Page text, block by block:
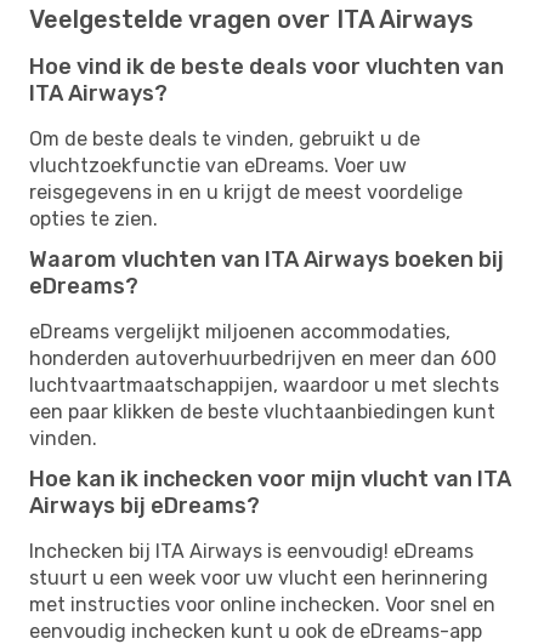
Veelgestelde vragen over ITA Airways
Hoe vind ik de beste deals voor vluchten van
ITA Airways?
Om de beste deals te vinden, gebruikt u de
vluchtzoekfunctie van eDreams. Voer uw
reisgegevens in en u krijgt de meest voordelige
opties te zien.
Waarom vluchten van ITA Airways boeken bij
eDreams?
eDreams vergelijkt miljoenen accommodaties,
honderden autoverhuurbedrijven en meer dan 600
luchtvaartmaatschappijen, waardoor u met slechts
een paar klikken de beste vluchtaanbiedingen kunt
vinden.
Hoe kan ik inchecken voor mijn vlucht van ITA
Airways bij eDreams?
Inchecken bij ITA Airways is eenvoudig! eDreams
stuurt u een week voor uw vlucht een herinnering
met instructies voor online inchecken. Voor snel en
eenvoudig inchecken kunt u ook de eDreams-app